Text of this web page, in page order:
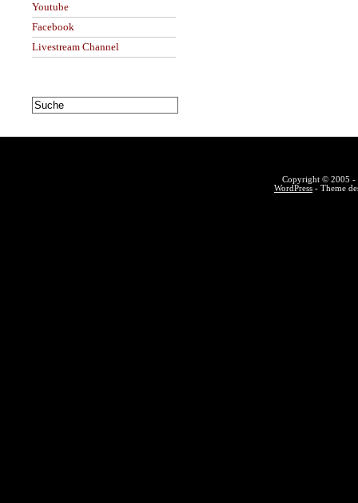
Youtube
Facebook
Livestream Channel
Copyright © 2005 -
WordPress - Theme